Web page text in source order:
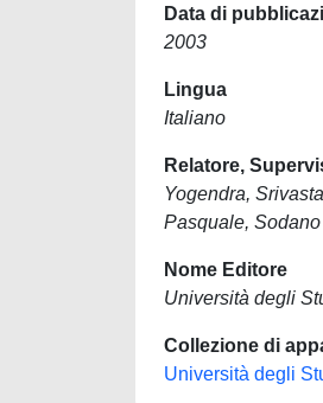
Data di
2003
Lingua
Italiano
Relatore,
Yogendra,
Pasquale, Sodano
Nome Editore
Università degli
Collezione di
Università degli